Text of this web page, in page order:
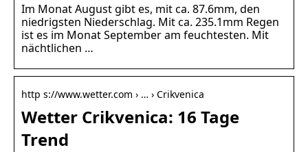
Im Monat August gibt es, mit ca. 87.6mm, den
niedrigsten Niederschlag. Mit ca. 235.1mm Regen
ist es im Monat September am feuchtesten. Mit
nächtlichen …
http s://www.wetter.com › … › Crikvenica
Wetter Crikvenica: 16 Tage
Trend